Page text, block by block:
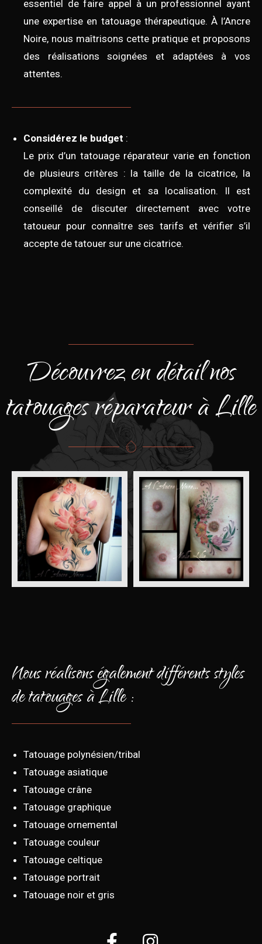
essentiel de faire appel à un professionnel ayant
une expertise en tatouage thérapeutique. À l’Ancre
Noire, nous maîtrisons cette pratique et proposons
des réalisations soignées et adaptées à vos
attentes.
Considérez le budget :
Le prix d’un tatouage réparateur varie en fonction
de plusieurs critères : la taille de la cicatrice, la
complexité du design et sa localisation. Il est
conseillé de discuter directement avec votre
tatoueur pour connaître ses tarifs et vérifier s’il
accepte de tatouer sur une cicatrice.
Découvrez en détail nos
tatouages réparateur à Lille
Nous réalisons également différents styles
de tatouages à Lille :
Tatouage polynésien/tribal
Tatouage asiatique
Tatouage crâne
Tatouage graphique
Tatouage ornemental
Tatouage couleur
Tatouage celtique
Tatouage portrait
Tatouage noir et gris